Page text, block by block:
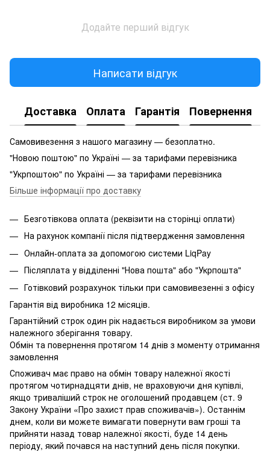
Додайте перший відгук
Написати відгук
Доставка Оплата Гарантія Повернення
Самовивезення з нашого магазину — безоплатно.
"Новою поштою" по Україні — за тарифами перевізника
"Укрпоштою" по Україні — за тарифами перевізника
Більше інформації про доставку
Безготівкова оплата (реквізити на сторінці оплати)
На рахунок компанії після підтвердження замовлення
Онлайн-оплата за допомогою системи LiqPay
Післяплата у відділенні "Нова пошта" або "Укрпошта"
Готівковий розрахунок тільки при самовивезенні з офісу
Гарантія від виробника 12 місяців.
Гарантійний строк один рік надається виробником за умови
належного зберігання товару.
Обмін та повернення протягом 14 днів з моменту отримання
замовлення
Споживач має право на обмін товару належної якості
протягом чотирнадцяти днів, не враховуючи дня купівлі,
якщо триваліший строк не оголошений продавцем (ст. 9
Закону України «Про захист прав споживачів»). Останнім
днем, коли ви можете вимагати повернути вам гроші та
прийняти назад товар належної якості, буде 14 день
періоду, який почався на наступний день після покупки.